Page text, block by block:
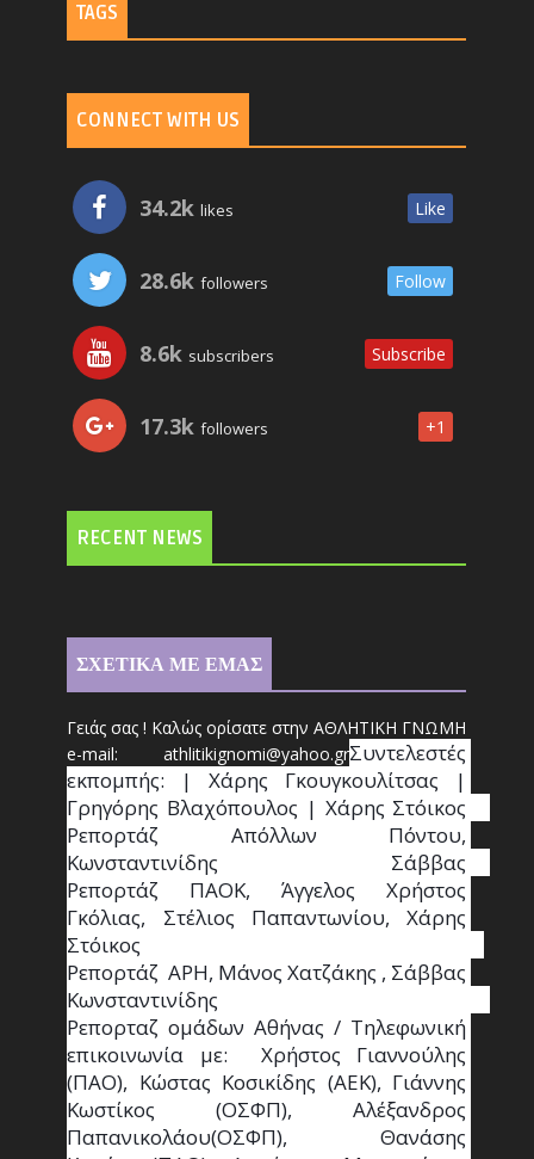
TAGS
CONNECT WITH US
34.2k likes Like
28.6k followers Follow
8.6k subscribers Subscribe
17.3k followers +1
RECENT NEWS
ΣΧΕΤΙΚΑ ΜΕ ΕΜΑΣ
Γειάς σας ! Καλώς ορίσατε στην ΑΘΛΗΤΙΚΗ ΓΝΩΜΗ
e-mail: athlitikignomi@yahoo.grΣυντελεστές
εκπομπής: | Χάρης Γκουγκουλίτσας |
Γρηγόρης Βλαχόπουλος | Χάρης Στόικος
Ρεπορτάζ Απόλλων Πόντου,
Κωνσταντινίδης   Σάββας
Ρεπορτάζ ΠΑΟΚ, Άγγελος Χρήστος
Γκόλιας, Στέλιος Παπαντωνίου, Χάρης
Στόικος
Ρεπορτάζ  ΑΡΗ, Μάνος Χατζάκης , Σάββας
Κωνσταντινίδης
Ρεπορταζ ομάδων Αθήνας / Τηλεφωνική
επικοινωνία με:  Χρήστος Γιαννούλης
(ΠΑΟ), Κώστας Κοσικίδης (ΑΕΚ), Γιάννης
Κωστίκος (ΟΣΦΠ), Αλέξανδρος
Παπανικολάου(ΟΣΦΠ), Θανάσης